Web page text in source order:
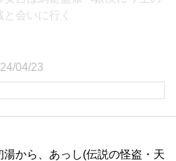
会いに行く
04/23
湯から、あっし(伝説の怪盗・天